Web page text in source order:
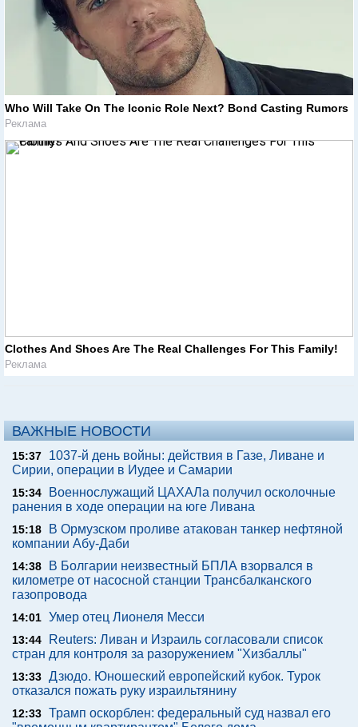
Who Will Take On The Iconic Role Next? Bond Casting Rumors
Реклама
Clothes And Shoes Are The Real Challenges For This Family!
Реклама
ВАЖНЫЕ НОВОСТИ
15:37
1037-й день войны: действия в Газе, Ливане и
Сирии, операции в Иудее и Самарии
15:34
Военнослужащий ЦАХАЛа получил осколочные
ранения в ходе операции на юге Ливана
15:18
В Ормузском проливе атакован танкер нефтяной
компании Абу-Даби
14:38
В Болгарии неизвестный БПЛА взорвался в
километре от насосной станции Трансбалканского
газопровода
14:01 Умер отец Лионеля Месси
13:44
Reuters: Ливан и Израиль согласовали список
стран для контроля за разоружением "Хизбаллы"
13:33 Дзюдо. Юношеский европейский кубок. Турок
отказался пожать руку израильтянину
12:33 Трамп оскорблен: федеральный суд назвал его